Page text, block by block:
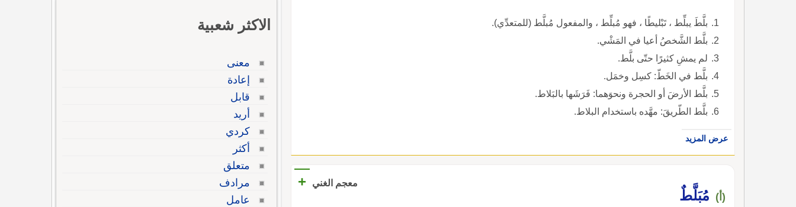
بلَّطَ يبلِّط ، تَبْليطًا ، فهو مُبلِّط ، والمفعول مُبلَّط (للمتعدِّي).
بلَّط الشَّخصُ أعيا في المَشْي.
لم يمشِ كثيرًا حتّى بلَّط.
بلَّط في الخَطّ: كسِل وخمَل.
بلَّط الأرضَ أو الحجرة ونحوَهما: فَرَشَها بالبَلاط.
بلَّط الطّريقَ: مهَّده باستخدام البلاط.
عرض المزيد
معجم الغني +
(أ) مُبَلَّطٌ
الاكثر شعبية
معنى
إعادة
قابل
أريد
كردي
أكثر
متعلق
مرادف
عامل